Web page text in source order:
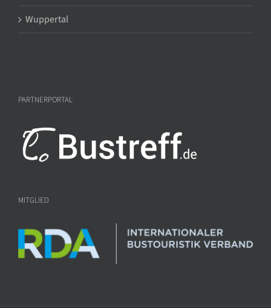
Wuppertal
PARTNERPORTAL
MITGLIED